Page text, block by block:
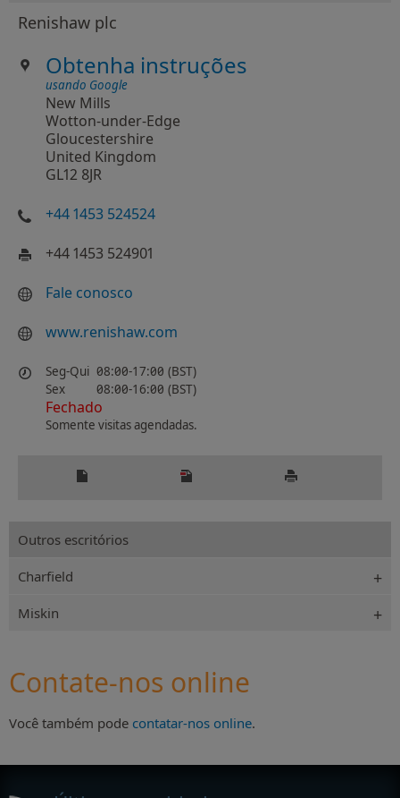
Renishaw plc
Obtenha instruções
usando Google
New Mills
Wotton-under-Edge
Gloucestershire
United Kingdom
GL12 8JR
+44 1453 524524
+44 1453 524901
Fale conosco
www.renishaw.com
Seg-Qui 08:00-17:00 (BST)
Sex
08:00-16:00 (BST)
Fechado
Somente visitas agendadas.
Outros escritórios
Charfield
Miskin
Contate-nos online
Você também pode contatar-nos online.